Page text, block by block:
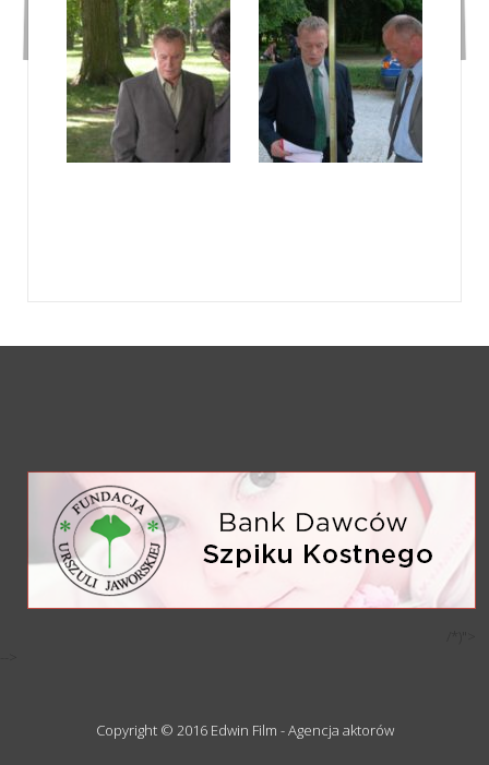
Copyright © 2016 Edwin Film - Agencja aktorów